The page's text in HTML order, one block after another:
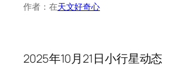
作者： 在天文好奇心
2025年10月21日小行星动态